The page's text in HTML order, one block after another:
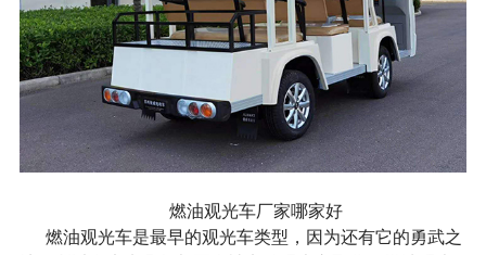
燃油观光车厂家哪家好
燃油观光车是最早的观光车类型，因为还有它的勇武之